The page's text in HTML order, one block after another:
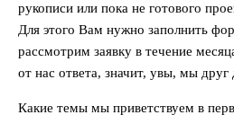
рукописи или пока не готового
Для этого Вам нужно заполнить
рассмотрим заявку в течение
от нас ответа, значит, увы, мы
Какие темы мы приветствуем в